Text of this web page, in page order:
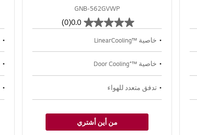
GNB-562GVWP
0.0
(0)
خاصية ™LinearCooling
خاصية ™⁺Door Cooling
تدفق متعدد للهواء
من أين أشتري